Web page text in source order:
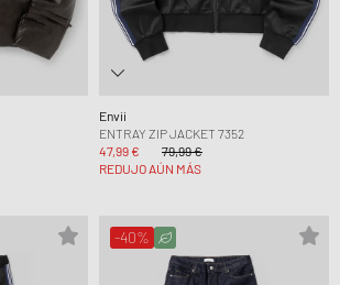
Envii
ENTRAY ZIP JACKET 7352
47,99 €
79,99 €
REDUJO AÚN MÁS
-40%